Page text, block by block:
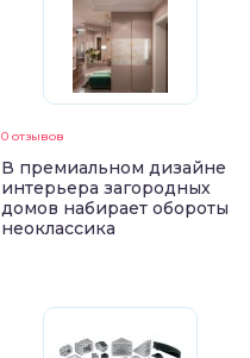
0 отзывов
В премиальном дизайне
интерьера загородных
домов набирает обороты
неоклассика